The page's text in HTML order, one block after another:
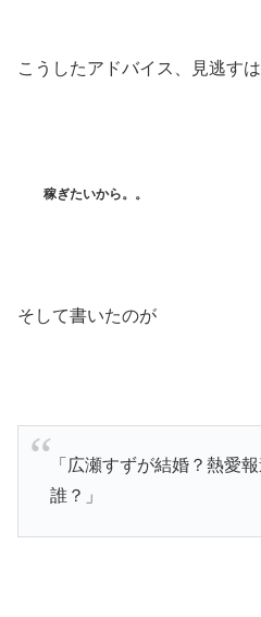
こうしたアドバイス、見逃す
稼ぎたいから。。
そして書いたのが
「広瀬すずが結婚？熱愛
誰？」